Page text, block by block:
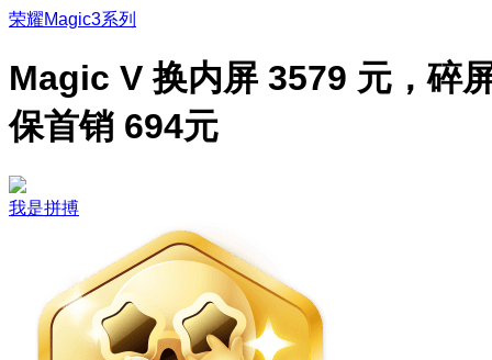
荣耀Magic3系列
Magic V 换内屏 3579 元，碎
保首销 694元
我是拼搏